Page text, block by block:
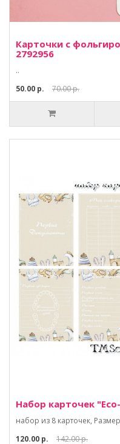
Карточки с
2792956
..
50.00 р.
70.00 р.
Набор карточек
набор из 8 карточек,
120.00 р.
142.00 р.